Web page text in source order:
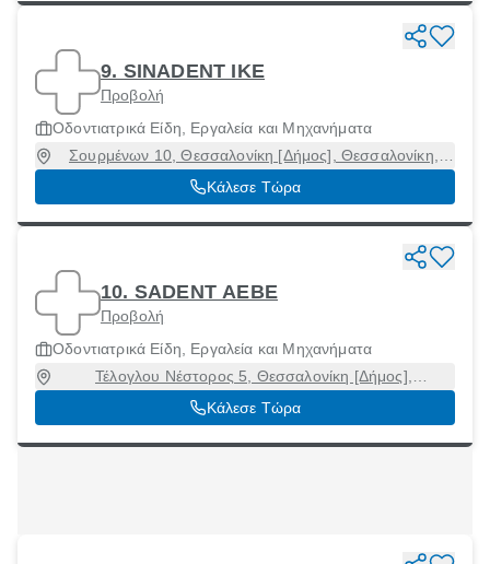
9. SINADENT IKE
Προβολή
Οδοντιατρικά Είδη, Εργαλεία και Μηχανήματα
Σουρμένων 10, Θεσσαλονίκη [Δήμος], Θεσσαλονίκη,
54636
Κάλεσε Τώρα
10. SADENT AEBE
Προβολή
Οδοντιατρικά Είδη, Εργαλεία και Μηχανήματα
Τέλογλου Νέστορος 5, Θεσσαλονίκη [Δήμος],
Θεσσαλονίκη, 54636
Κάλεσε Τώρα